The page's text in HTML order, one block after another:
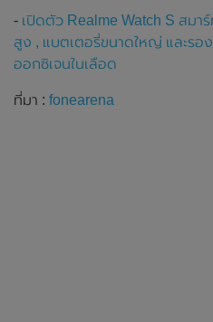
- เปิดตัว Realme Watch S สมา
สูง , แบตเตอรี่ขนาดใหญ่ และรอ
ออกซิเจนในเลือด
ที่มา : fonearena